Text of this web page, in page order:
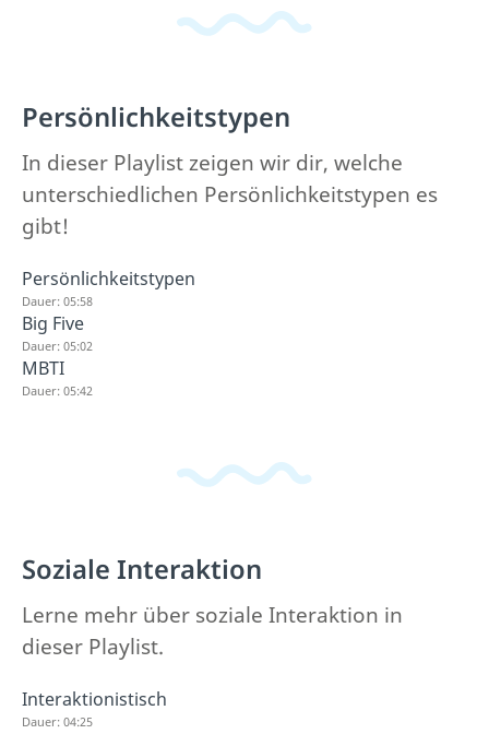
Persönlichkeitstypen
In dieser Playlist zeigen wir dir, welche
unterschiedlichen Persönlichkeitstypen es
gibt!
Persönlichkeitstypen
Dauer: 05:58
Big Five
Dauer: 05:02
MBTI
Dauer: 05:42
Soziale Interaktion
Lerne mehr über soziale Interaktion in
dieser Playlist.
Interaktionistisch
Dauer: 04:25